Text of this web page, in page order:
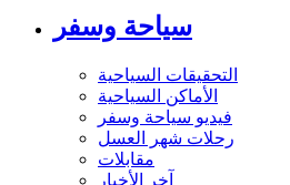
سياحة وسفر
التحقيقات السياحية
الأماكن السياحية
فيديو سياحة وسفر
رحلات شهر العسل
مقابلات
آخر الأخبار